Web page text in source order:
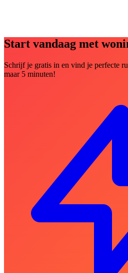
Start vandaag met
Schrijf je gratis in en vind je perfecte
maar 5 minuten!